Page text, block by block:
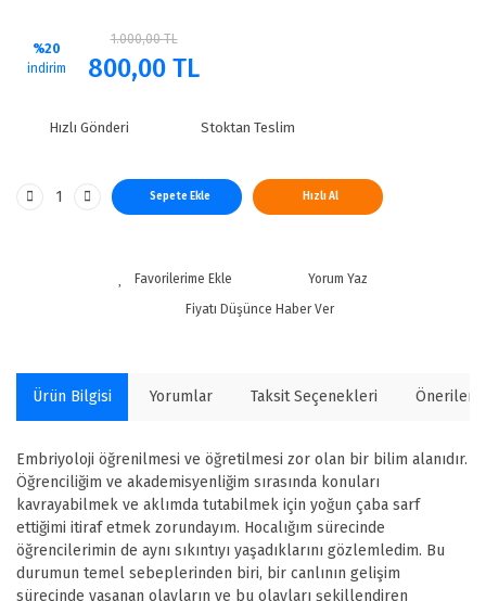
%20
indirim
1.000,00 TL
800,00 TL
Hızlı Gönderi Stoktan Teslim
Sepete Ekle Hızlı Al
Yorum Yaz
Fiyatı Düşünce Haber Ver
Ürün Bilgisi Yorumlar Taksit Seçenekleri
Embriyoloji öğrenilmesi ve öğretilmesi zor olan bir bilim alanıdır.
Öğrenciliğim ve akademisyenliğim sırasında konuları
kavrayabilmek ve aklımda tutabilmek için yoğun çaba sarf
ettiğimi itiraf etmek zorundayım. Hocalığım sürecinde
öğrencilerimin de aynı sıkıntıyı yaşadıklarını gözlemledim. Bu
durumun temel sebeplerinden biri, bir canlının gelişim
sürecinde yaşanan olayların ve bu olayları şekillendiren